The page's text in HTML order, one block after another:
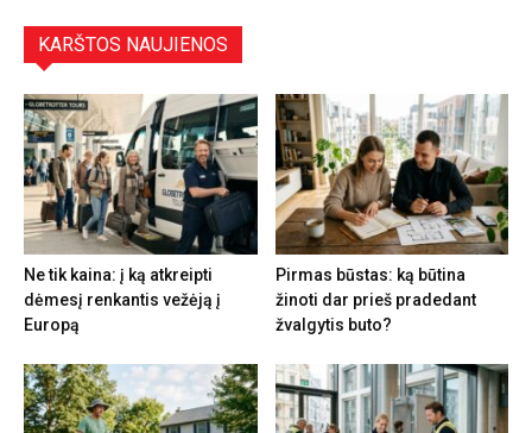
KARŠTOS NAUJIENOS
Ne tik kaina: į ką atkreipti
dėmesį renkantis vežėją į
Europą
Pirmas būstas: ką būtina
žinoti dar prieš pradedant
žvalgytis buto?